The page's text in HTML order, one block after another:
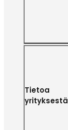
Tietoa
yrityksestä